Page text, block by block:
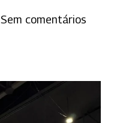
Sem comentários